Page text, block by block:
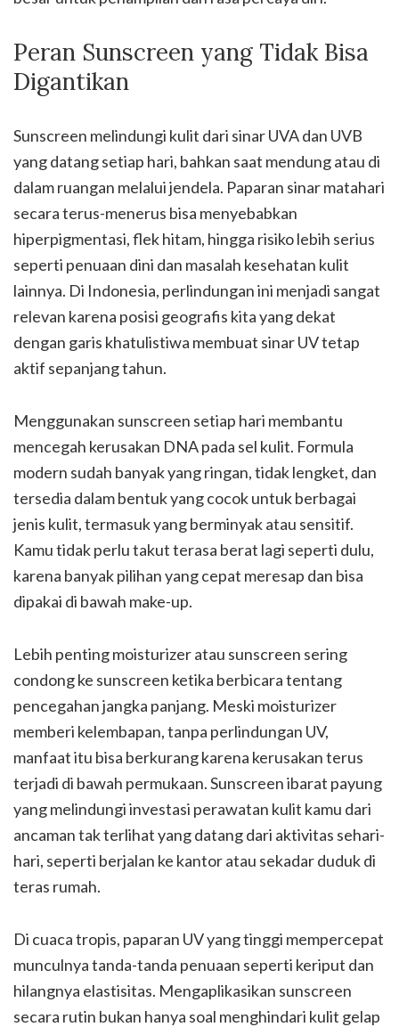
Peran Sunscreen yang Tidak Bisa
Digantikan
Sunscreen melindungi kulit dari sinar UVA dan UVB
yang datang setiap hari, bahkan saat mendung atau di
dalam ruangan melalui jendela. Paparan sinar matahari
secara terus-menerus bisa menyebabkan
hiperpigmentasi, flek hitam, hingga risiko lebih serius
seperti penuaan dini dan masalah kesehatan kulit
lainnya. Di Indonesia, perlindungan ini menjadi sangat
relevan karena posisi geografis kita yang dekat
dengan garis khatulistiwa membuat sinar UV tetap
aktif sepanjang tahun.
Menggunakan sunscreen setiap hari membantu
mencegah kerusakan DNA pada sel kulit. Formula
modern sudah banyak yang ringan, tidak lengket, dan
tersedia dalam bentuk yang cocok untuk berbagai
jenis kulit, termasuk yang berminyak atau sensitif.
Kamu tidak perlu takut terasa berat lagi seperti dulu,
karena banyak pilihan yang cepat meresap dan bisa
dipakai di bawah make-up.
Lebih penting moisturizer atau sunscreen sering
condong ke sunscreen ketika berbicara tentang
pencegahan jangka panjang. Meski moisturizer
memberi kelembapan, tanpa perlindungan UV,
manfaat itu bisa berkurang karena kerusakan terus
terjadi di bawah permukaan. Sunscreen ibarat payung
yang melindungi investasi perawatan kulit kamu dari
ancaman tak terlihat yang datang dari aktivitas sehari-
hari, seperti berjalan ke kantor atau sekadar duduk di
teras rumah.
Di cuaca tropis, paparan UV yang tinggi mempercepat
munculnya tanda-tanda penuaan seperti keriput dan
hilangnya elastisitas. Mengaplikasikan sunscreen
secara rutin bukan hanya soal menghindari kulit gelap